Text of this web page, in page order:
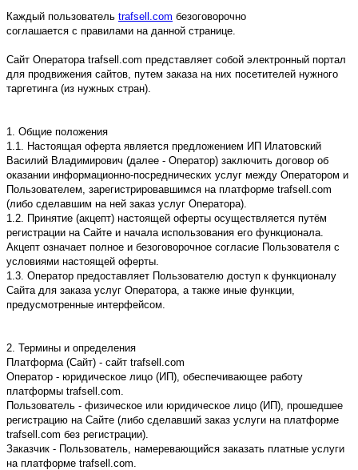
Каждый пользователь trafsell.com безоговорочно
соглашается с правилами на данной странице.
Сайт Оператора trafsell.com представляет собой электронный портал
для продвижения сайтов, путем заказа на них посетителей нужного
таргетинга (из нужных стран).
1. Общие положения
1.1. Настоящая оферта является предложением ИП Илатовcкий
Василий Владимирович (далее - Оператор) заключить договор об
оказании информационно-посреднических услуг между Оператором и
Пользователем, зарегистрировавшимся на платформе trafsell.com
(либо сделавшим на ней заказ услуг Оператора).
1.2. Принятие (акцепт) настоящей оферты осуществляется путём
регистрации на Сайте и начала использования его функционала.
Акцепт означает полное и безоговорочное согласие Пользователя с
условиями настоящей оферты.
1.3. Оператор предоставляет Пользователю доступ к функционалу
Сайта для заказа услуг Оператора, а также иные функции,
предусмотренные интерфейсом.
2. Термины и определения
Платформа (Сайт) - сайт trafsell.com
Оператор - юридическое лицо (ИП), обеспечивающее работу
платформы trafsell.com.
Пользователь - физическое или юридическое лицо (ИП), прошедшее
регистрацию на Сайте (либо сделавший заказ услуги на платформе
trafsell.com без регистрации).
Заказчик - Пользователь, намеревающийся заказать платные услуги
на платформе trafsell.com.